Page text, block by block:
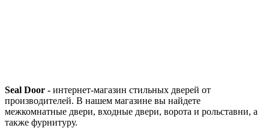
Seal Door - интернет-магазин стильных дверей от
производителей. В нашем магазине вы найдете
межкомнатные двери, входные двери, ворота и рольставни, а
также фурнитуру.